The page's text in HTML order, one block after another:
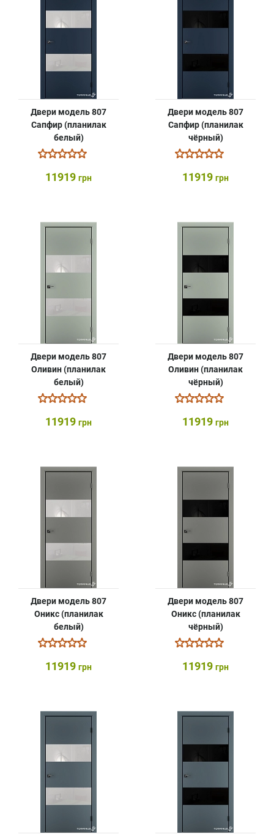
Двери модель 807
Сапфир (планилак
белый)
11919 грн
Двери модель 807
Сапфир (планилак
чёрный)
11919 грн
Двери модель 807
Оливин (планилак
белый)
11919 грн
Двери модель 807
Оливин (планилак
чёрный)
11919 грн
Двери модель 807
Оникс (планилак
белый)
11919 грн
Двери модель 807
Оникс (планилак
чёрный)
11919 грн